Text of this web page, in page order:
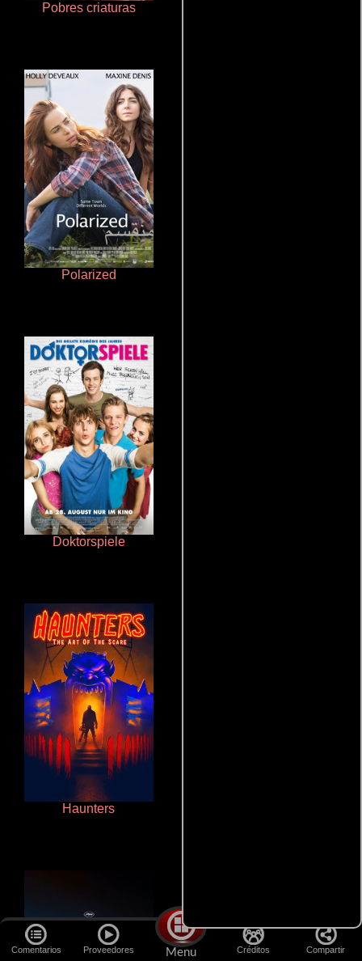
Comentarios Proveedores Menu Créditos Compartir
Pobres criaturas
Polarized
Doktorspiele
Haunters